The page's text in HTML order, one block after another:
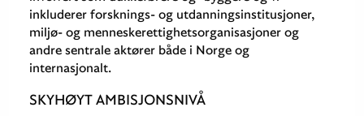
inkluderer forsknings- og utdanningsinstitusjoner,
miljø- og menneskerettighetsorganisasjoner og
andre sentrale aktører både i Norge og
internasjonalt.
SKYHØYT AMBISJONSNIVÅ